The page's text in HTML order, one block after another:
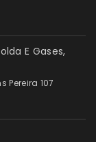
E Gases,
Pereira 107